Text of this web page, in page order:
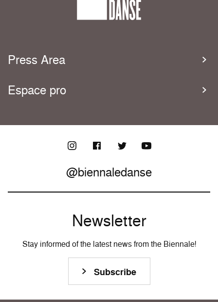
Press Area
Espace pro
@biennaledanse
Newsletter
Stay informed of the latest news from the Biennale!
Subscribe